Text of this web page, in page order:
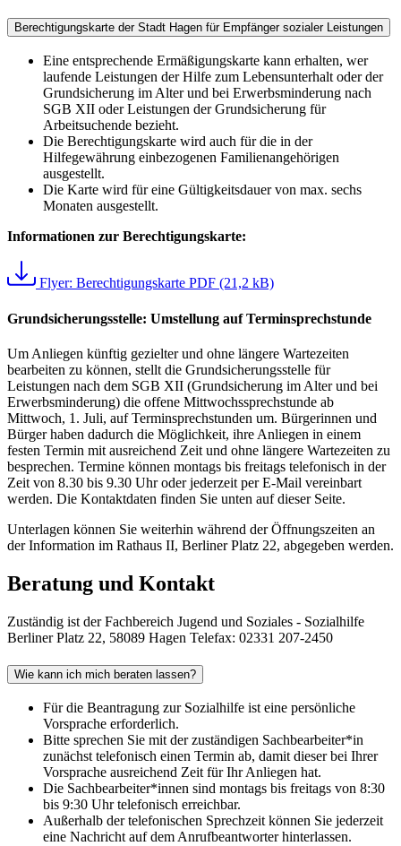
Berechtigungskarte der Stadt Hagen für Empfänger sozialer Leistungen
Eine entsprechende Ermäßigungskarte kann erhalten, wer
laufende Leistungen der Hilfe zum Lebensunterhalt oder der
Grundsicherung im Alter und bei Erwerbsminderung nach
SGB XII oder Leistungen der Grundsicherung für
Arbeitsuchende bezieht.
Die Berechtigungskarte wird auch für die in der
Hilfegewährung einbezogenen Familienangehörigen
ausgestellt.
Die Karte wird für eine Gültigkeitsdauer von max. sechs
Monaten ausgestellt.
Informationen zur Berechtigungskarte:
Flyer: Berechtigungskarte PDF (21,2 kB)
Grundsicherungsstelle: Umstellung auf Terminsprechstunde
Um Anliegen künftig gezielter und ohne längere Wartezeiten
bearbeiten zu können, stellt die Grundsicherungsstelle für
Leistungen nach dem SGB XII (Grundsicherung im Alter und bei
Erwerbsminderung) die offene Mittwochssprechstunde ab
Mittwoch, 1. Juli, auf Terminsprechstunden um. Bürgerinnen und
Bürger haben dadurch die Möglichkeit, ihre Anliegen in einem
festen Termin mit ausreichend Zeit und ohne längere Wartezeiten zu
besprechen. Termine können montags bis freitags telefonisch in der
Zeit von 8.30 bis 9.30 Uhr oder jederzeit per E-Mail vereinbart
werden. Die Kontaktdaten finden Sie unten auf dieser Seite.
Unterlagen können Sie weiterhin während der Öffnungszeiten an
der Information im Rathaus II, Berliner Platz 22, abgegeben werden.
Beratung und Kontakt
Zuständig ist der Fachbereich Jugend und Soziales - Sozialhilfe
Berliner Platz 22, 58089 Hagen Telefax: 02331 207-2450
Wie kann ich mich beraten lassen?
Für die Beantragung zur Sozialhilfe ist eine persönliche
Vorsprache erforderlich.
Bitte sprechen Sie mit der zuständigen Sachbearbeiter*in
zunächst telefonisch einen Termin ab, damit dieser bei Ihrer
Vorsprache ausreichend Zeit für Ihr Anliegen hat.
Die Sachbearbeiter*innen sind montags bis freitags von 8:30
bis 9:30 Uhr telefonisch erreichbar.
Außerhalb der telefonischen Sprechzeit können Sie jederzeit
eine Nachricht auf dem Anrufbeantworter hinterlassen.